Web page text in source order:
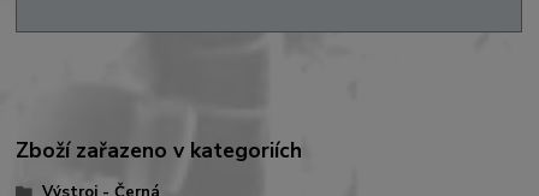
Zboží zařazeno v kategoriích